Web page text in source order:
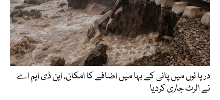
دریا ئوں میں پانی کے بہا میں اضافے کا امکان، این ڈی ایم اے
نے الرٹ جاری کردیا